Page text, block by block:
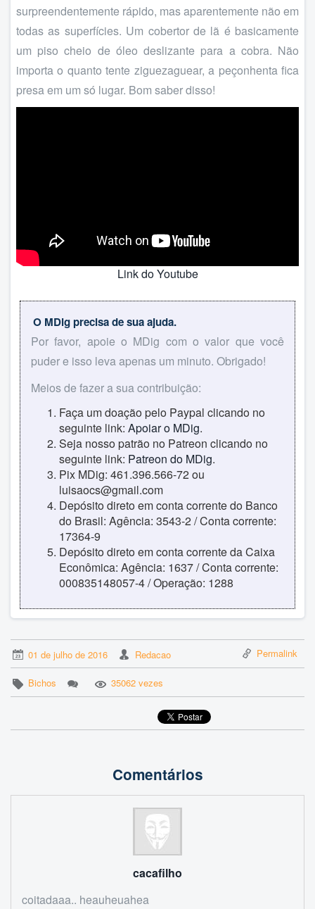
surpreendentemente rápido, mas aparentemente não em
todas as superfícies. Um cobertor de lã é basicamente
um piso cheio de óleo deslizante para a cobra. Não
importa o quanto tente ziguezaguear, a peçonhenta fica
presa em um só lugar. Bom saber disso!
Link do Youtube
O MDig precisa de sua ajuda.
Por favor, apoie o MDig com o valor que você
puder e isso leva apenas um minuto. Obrigado!
Meios de fazer a sua contribuição:
Faça um doação pelo Paypal clicando no
seguinte link: Apoiar o MDig.
Seja nosso patrão no Patreon clicando no
seguinte link: Patreon do MDig.
Pix MDig: 461.396.566-72 ou
luisaocs@gmail.com
Depósito direto em conta corrente do Banco
do Brasil: Agência: 3543-2 / Conta corrente:
17364-9
Depósito direto em conta corrente da Caixa
Econômica: Agência: 1637 / Conta corrente:
000835148057-4 / Operação: 1288
01 de julho de 2016 Redacao Permalink
Bichos 35062 vezes
Comentários
cacafilho
coitadaaa.. heauheuahea